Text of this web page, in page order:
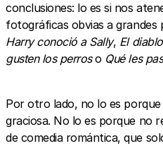
conclusiones: lo es si nos
fotográficas obvias a grandes
Harry conoció a Sally, El
gusten los perroso Qué les
Por otro lado, no lo es
graciosa. No lo es porque no
de comedia romántica, que